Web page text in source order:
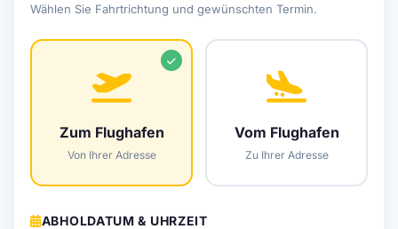
Wählen Sie Fahrtrichtung und gewünschten Termin.
Zum Flughafen
Von Ihrer Adresse
Vom Flughafen
Zu Ihrer Adresse
ABHOLDATUM & UHRZEIT